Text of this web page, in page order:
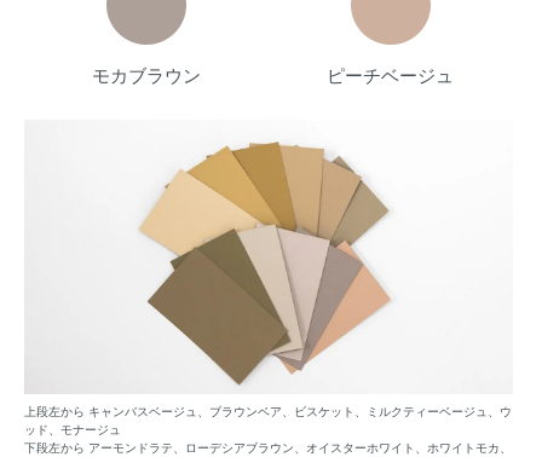
モカブラウン ピーチベージュ
上段左から キャンバスベージュ、ブラウンベア、ビスケット、ミルクティーベージュ、ウ
ッド、モナージュ
下段左から アーモンドラテ、ローデシアブラウン、オイスターホワイト、ホワイトモカ、